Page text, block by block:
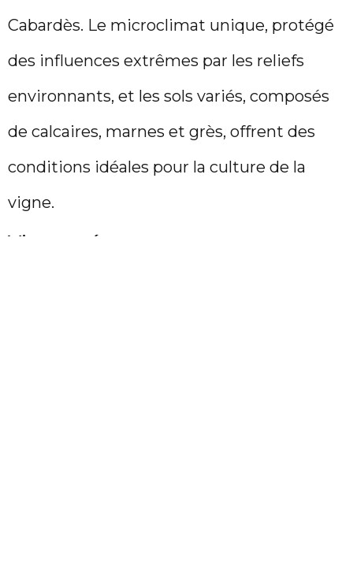
Cabardès. Le microclimat unique, protégé
des influences extrêmes par les reliefs
environnants, et les sols variés, composés
de calcaires, marnes et grès, offrent des
conditions idéales pour la culture de la
vigne.
Vins et cépages